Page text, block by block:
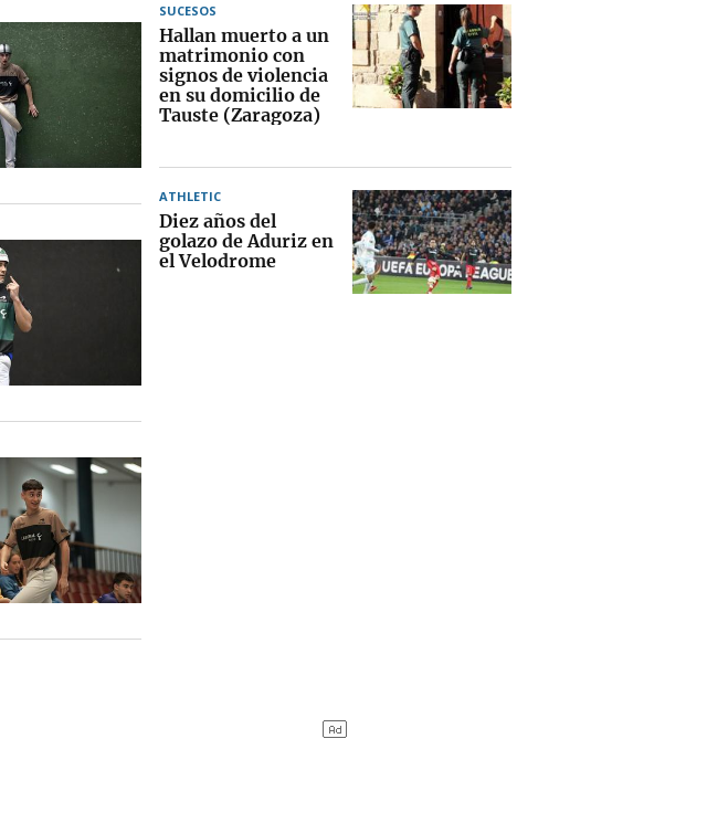
SUCESOS
Hallan muerto a un
matrimonio con
signos de violencia
en su domicilio de
Tauste (Zaragoza)
ATHLETIC
Diez años del
golazo de Aduriz en
el Velodrome